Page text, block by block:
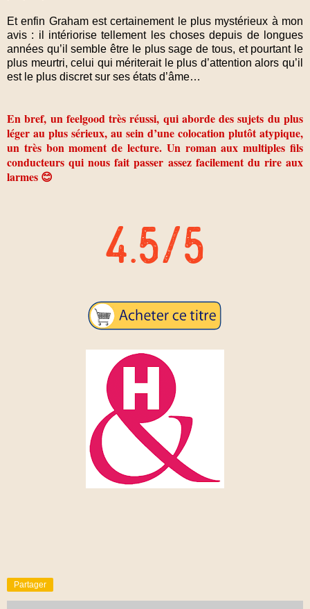
Et enfin Graham est certainement le plus mystérieux à mon
avis : il intériorise tellement les choses depuis de longues
années qu’il semble être le plus sage de tous, et pourtant le
plus meurtri, celui qui mériterait le plus d’attention alors qu’il
est le plus discret sur ses états d’âme…
En bref, un feelgood très réussi, qui aborde des sujets du plus
léger au plus sérieux, au sein d’une colocation plutôt atypique,
un très bon moment de lecture. Un roman aux multiples fils
conducteurs qui nous fait passer assez facilement du rire aux
larmes 😊
Partager